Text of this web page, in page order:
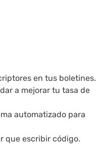
en tus boletines.
a mejorar tu tasa de
automatizado para
que escribir código.